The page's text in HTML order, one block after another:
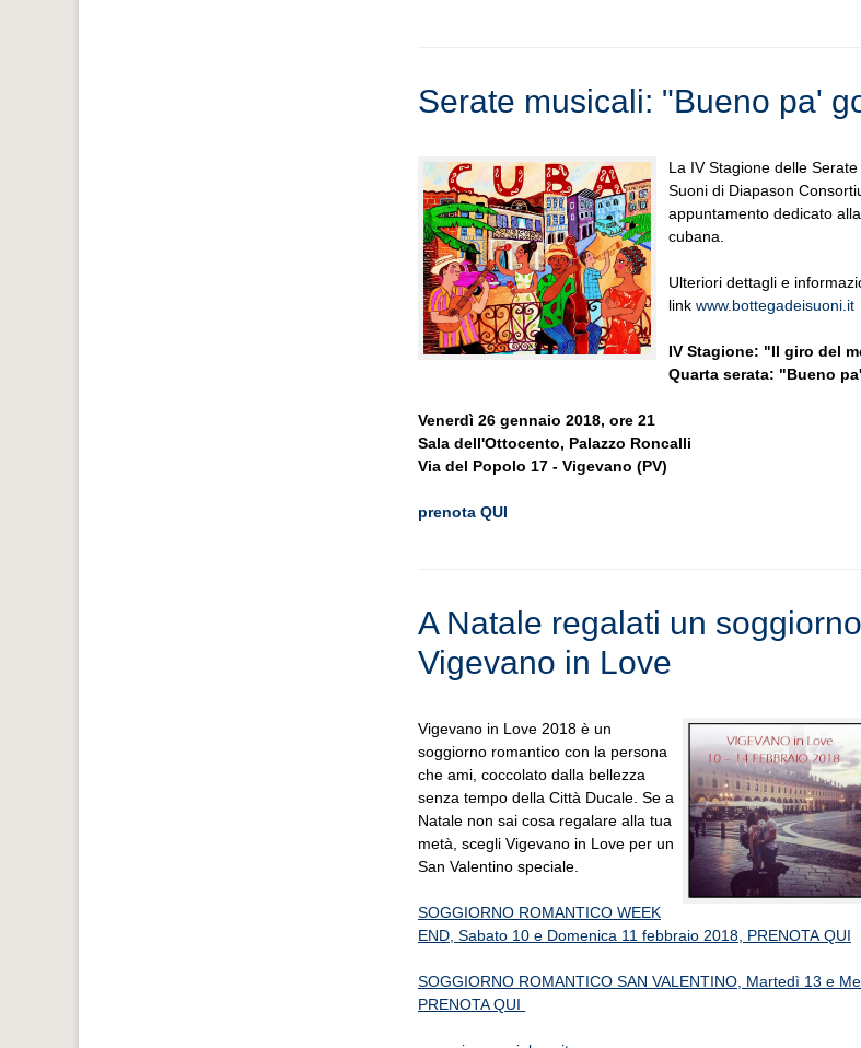
Serate musicali: "Bueno pa'
La IV Stagione delle
Suoni di Diapason
appuntamento dedicato
cubana.
Ulteriori dettagli e
link www.bottegadeisuoni.it
IV Stagione: "Il giro del
Quarta serata: "Bueno
Venerdì 26 gennaio 2018, ore 21
Sala dell'Ottocento, Palazzo Roncalli
Via del Popolo 17 - Vigevano (PV)
prenota QUI
A Natale regalati un
Vigevano in Love
Vigevano in Love 2018 è un
soggiorno romantico con la persona
che ami, coccolato dalla bellezza
senza tempo della Città Ducale. Se a
Natale non sai cosa regalare alla tua
metà, scegli Vigevano in Love per un
San Valentino speciale.
SOGGIORNO ROMANTICO WEEK
END, Sabato 10 e Domenica 11 febbraio 2018, PRENOTA QUI
SOGGIORNO ROMANTICO SAN VALENTINO, Martedì 13 e
PRENOTA QUI